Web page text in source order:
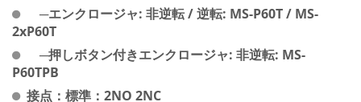
─エンクロージャ: 非逆転 / 逆転: MS-P60T / MS-
2xP60T
─押しボタン付きエンクロージャ: 非逆転: MS-
P60TPB
接点：標準：2NO 2NC